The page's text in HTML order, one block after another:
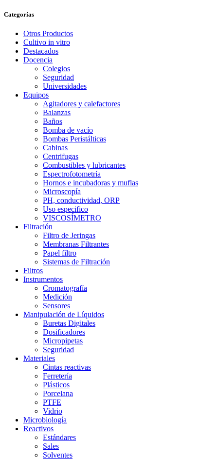
Categorías
Otros Productos
Cultivo in vitro
Destacados
Docencia
Colegios
Seguridad
Universidades
Equipos
Agitadores y calefactores
Balanzas
Baños
Bomba de vacío
Bombas Peristálticas
Cabinas
Centrifugas
Combustibles y lubricantes
Espectrofotometría
Hornos e incubadoras y muflas
Microscopía
PH, conductividad, ORP
Uso especifico
VISCOSÍMETRO
Filtración
Filtro de Jeringas
Membranas Filtrantes
Papel filtro
Sistemas de Filtración
Filtros
Instrumentos
Cromatografía
Medición
Sensores
Manipulación de Líquidos
Buretas Digitales
Dosificadores
Micropipetas
Seguridad
Materiales
Cintas reactivas
Ferretería
Plásticos
Porcelana
PTFE
Vidrio
Microbiología
Reactivos
Estándares
Sales
Solventes